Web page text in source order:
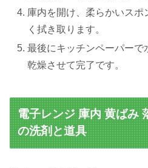
庫内を開け、柔らかいスポ
く拭き取ります。
最後にキッチンペーパーで
乾燥させて完了です。
電子レンジ 庫内 黄ばみ
の洗剤と道具